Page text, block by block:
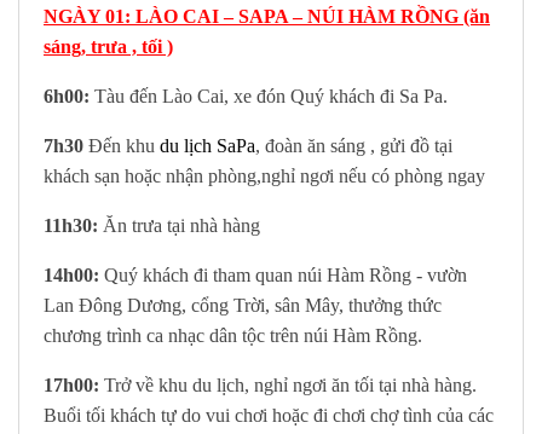
NGÀY 01: LÀO CAI – SAPA – NÚI HÀM RỒNG (ăn
sáng, trưa , tối )
6h00: Tàu đến Lào Cai, xe đón Quý khách đi Sa Pa.
7h30 Đến khu du lịch SaPa, đoàn ăn sáng , gửi đồ tại
khách sạn hoặc nhận phòng,nghỉ ngơi nếu có phòng ngay
11h30: Ăn trưa tại nhà hàng
14h00: Quý khách đi tham quan núi Hàm Rồng - vườn
Lan Đông Dương, cổng Trời, sân Mây, thưởng thức
chương trình ca nhạc dân tộc trên núi Hàm Rồng.
17h00: Trở về khu du lịch, nghỉ ngơi ăn tối tại nhà hàng.
Buổi tối khách tự do vui chơi hoặc đi chơi chợ tình của các